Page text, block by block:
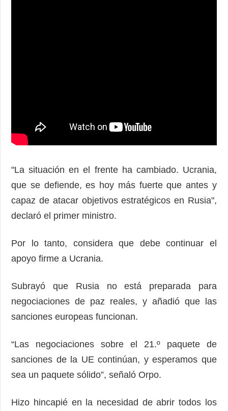
"La situación en el frente ha cambiado. Ucrania,
que se defiende, es hoy más fuerte que antes y
capaz de atacar objetivos estratégicos en Rusia",
declaró el primer ministro.
Por lo tanto, considera que debe continuar el
apoyo firme a Ucrania.
Subrayó que Rusia no está preparada para
negociaciones de paz reales, y añadió que las
sanciones europeas funcionan.
“Las negociaciones sobre el 21.º paquete de
sanciones de la UE continúan, y esperamos que
sea un paquete sólido”, señaló Orpo.
Hizo hincapié en la necesidad de abrir todos los